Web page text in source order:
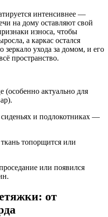
интенсивнее —
на дому оставляют свой
износа, чтобы
а каркас остался
ухода за домом, и его
пространство.
(особенно актуально для
и подлокотниках —
топорщится или
или появился
от